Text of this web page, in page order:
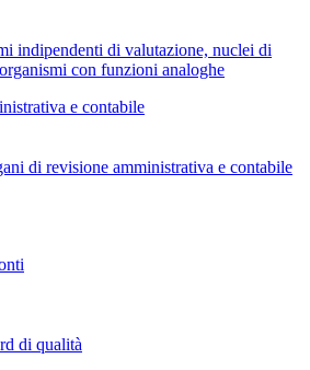
indipendenti di valutazione, nuclei di
con funzioni analoghe
e contabile
di revisione amministrativa e contabile
di qualità